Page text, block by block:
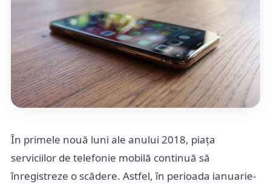
În primele nouă luni ale anului 2018, piața
serviciilor de telefonie mobilă continuă să
înregistreze o scădere. Astfel, în perioada ianuarie-